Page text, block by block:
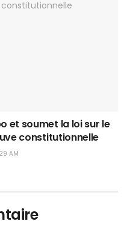
et soumet la loi sur le
constitutionnelle
AM